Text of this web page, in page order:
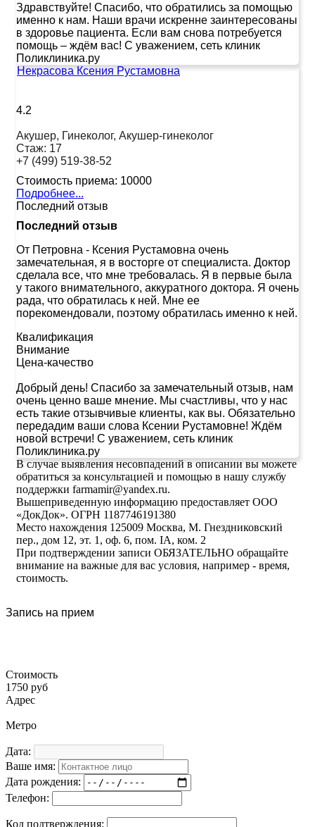
Здравствуйте! Спасибо, что обратились за помощью
именно к нам. Наши врачи искренне заинтересованы
в здоровье пациента. Если вам снова потребуется
помощь – ждём вас! С уважением, сеть клиник
Поликлиника.ру
Некрасова Ксения Рустамовна
4.2
Акушер, Гинеколог, Акушер-гинеколог
Стаж: 17
+7 (499) 519-38-52
Стоимость приема: 10000
Подробнее...
Последний отзыв
Последний отзыв
От Петровна - Ксения Рустамовна очень
замечательная, я в восторге от специалиста. Доктор
сделала все, что мне требовалась. Я в первые была
у такого внимательного, аккуратного доктора. Я очень
рада, что обратилась к ней. Мне ее
порекомендовали, поэтому обратилась именно к ней.
Квалификация
Внимание
Цена-качество
Добрый день! Спасибо за замечательный отзыв, нам
очень ценно ваше мнение. Мы счастливы, что у нас
есть такие отзывчивые клиенты, как вы. Обязательно
передадим ваши слова Ксении Рустамовне! Ждём
новой встречи! С уважением, сеть клиник
Поликлиника.ру
В случае выявления несовпадений в описании вы можете
обратиться за консультацией и помощью в нашу службу
поддержки farmamir@yandex.ru.
Вышеприведенную информацию предоставляет ООО
«ДокДок». ОГРН 1187746191380
Место нахождения 125009 Москва, М. Гнездниковский
пер., дом 12, эт. 1, оф. 6, пом. IA, ком. 2
При подтверждении записи ОБЯЗАТЕЛЬНО обращайте
внимание на важные для вас условия, например - время,
стоимость.
Запись на прием
Стоимость
1750 руб
Адрес
Метро
Дата:
Ваше имя:
Дата рождения:
Телефон:
Код подтверждения: